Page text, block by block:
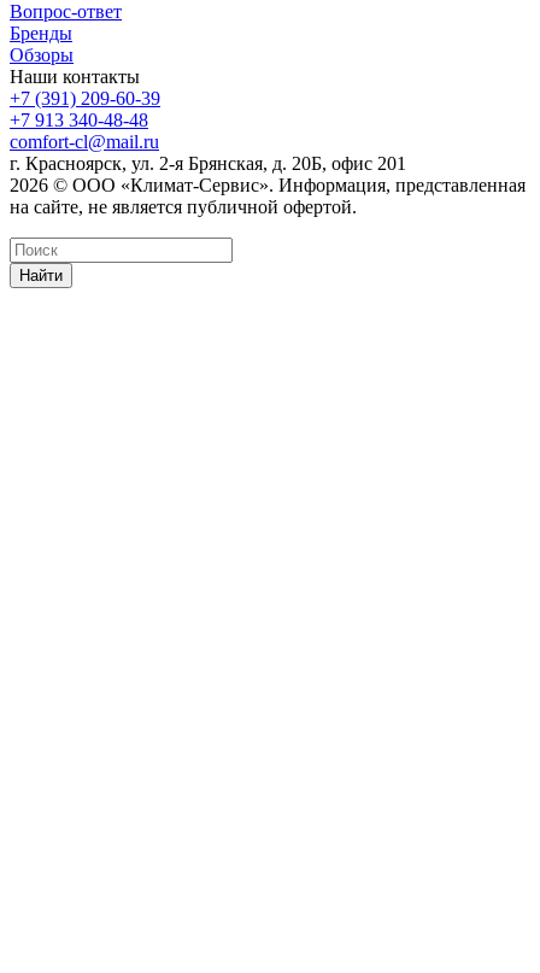
Вопрос-ответ
Бренды
Обзоры
Наши контакты
+7 (391) 209-60-39
+7 913 340-48-48
comfort-cl@mail.ru
г. Красноярск, ул. 2-я Брянская, д. 20Б, офис 201
2026 © ООО «Климат-Сервис». Информация, представленная
на сайте, не является публичной офертой.
Найти